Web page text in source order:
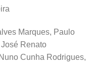
Marques, Paulo
Renato
Cunha Rodrigues,